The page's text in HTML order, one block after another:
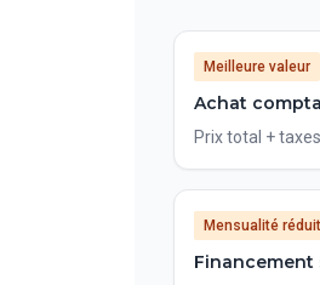
Meilleure valeur
Achat
Prix total + taxes
Mensualité
Financement